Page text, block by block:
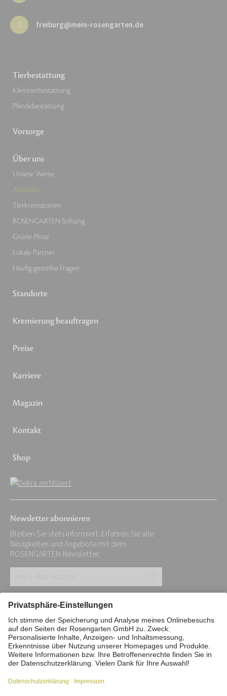
freiburg@mein-rosengarten.de
Tierbestattung
Kleintierbestattung
Pferdebestattung
Vorsorge
Über uns
Unsere Werte
Aktuelles
Tierkrematorien
ROSENGARTEN-Stiftung
Grüne Pfote
Lokale Partner
Häufig gestellte Fragen
Standorte
Kremierung beauftragen
Preise
Karriere
Magazin
Kontakt
Shop
Newsletter abonnieren
Bleiben Sie stets informiert. Erfahren Sie alle
Neuigkeiten und Angebote mit dem
ROSENGARTEN-Newsletter.
E-
Mail-
Adresse:
*
Impressum Datenschutz
Stiftung
Interne Meldestelle
Zahlungsmittel
Barrierefreiheitserklärung
Vertrag widerrufen